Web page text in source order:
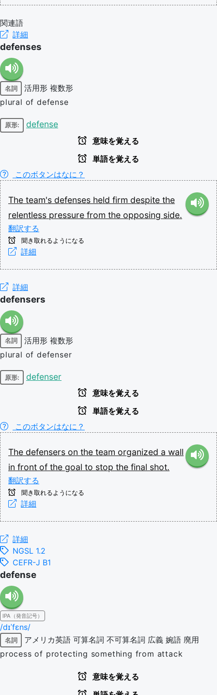
関連語
詳細
defenses
名詞 活用形 複数形
plural of defense
原形: defense
意味を覚える
単語を覚える
このボタンはなに？
The team's defenses held firm despite the
relentless pressure from the opposing side.
翻訳する
聞き取れるようになる
詳細
詳細
defensers
名詞 活用形 複数形
plural of defenser
原形: defenser
意味を覚える
単語を覚える
このボタンはなに？
The defensers on the team organized a wall
in front of the goal to stop the final shot.
翻訳する
聞き取れるようになる
詳細
詳細
NGSL 1.2
CEFR-J B1
defense
IPA（発音記号）
/dɪˈfɛns/
名詞 アメリカ英語 可算名詞 不可算名詞 広義 婉語 廃用
process of protecting something from attack
意味を覚える